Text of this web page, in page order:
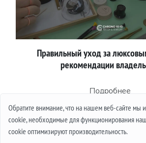
Обратите внимание, что на нашем веб-сайте мы
cookie, необходимые для функционирования
cookie оптимизируют производительность.
Правильный уход за
рекомендации
Подробнее